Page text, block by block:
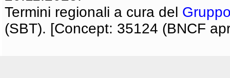
Termini regionali a cura del
(SBT). [Concept: 35124 (BNCF